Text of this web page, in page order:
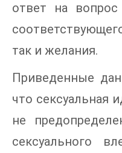
ответ на
так и желания.
Приведенные
что сексуальная
не
сексуального